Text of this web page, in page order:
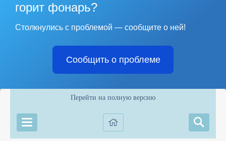
горит фонарь?
Столкнулись с проблемой — сообщите о ней!
Сообщить о проблеме
Перейти на полную версию